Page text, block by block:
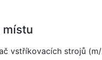
místu
vstříkovacích strojů